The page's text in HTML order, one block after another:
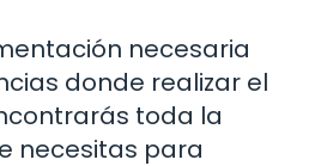
necesaria
donde realizar el
toda la
necesitas para